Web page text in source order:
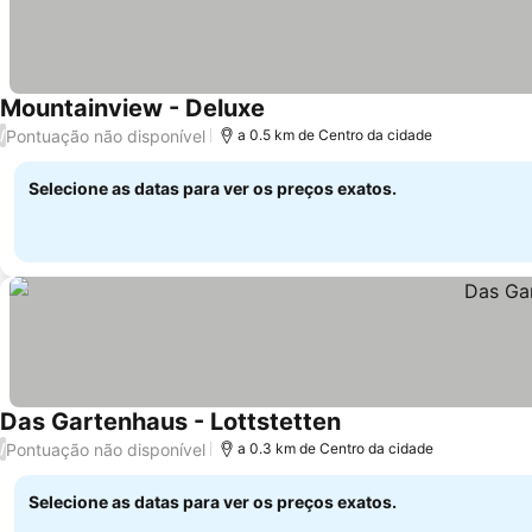
Mountainview - Deluxe
/Pontuação não disponível a 0.5 km de Centro da cidade
Selecione as datas para ver os preços exatos.
Das Gartenhaus - Lottstetten
/Pontuação não disponível a 0.3 km de Centro da cidade
Selecione as datas para ver os preços exatos.